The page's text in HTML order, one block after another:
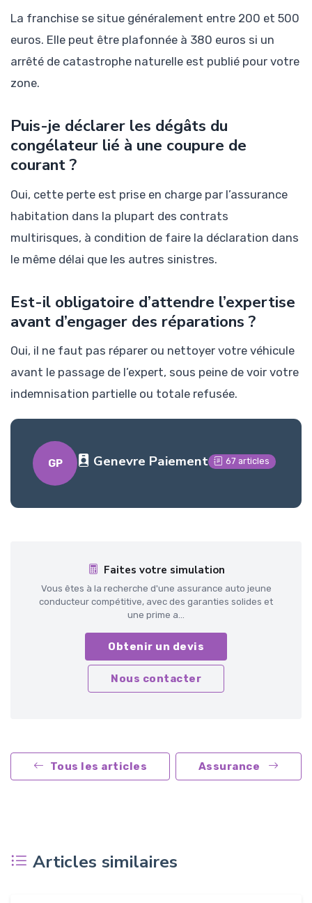
La franchise se situe généralement entre 200 et 500
euros. Elle peut être plafonnée à 380 euros si un
arrêté de catastrophe naturelle est publié pour votre
zone.
Puis-je déclarer les dégâts du
congélateur lié à une coupure de
courant ?
Oui, cette perte est prise en charge par l’assurance
habitation dans la plupart des contrats
multirisques, à condition de faire la déclaration dans
le même délai que les autres sinistres.
Est-il obligatoire d’attendre l’expertise
avant d’engager des réparations ?
Oui, il ne faut pas réparer ou nettoyer votre véhicule
avant le passage de l’expert, sous peine de voir votre
indemnisation partielle ou totale refusée.
GP Genevre Paiement 67 articles
Faites votre simulation
Vous êtes à la recherche d'une assurance auto jeune
conducteur compétitive, avec des garanties solides et
une prime a...
Obtenir un devis
Nous contacter
Tous les articles Assurance
Articles similaires